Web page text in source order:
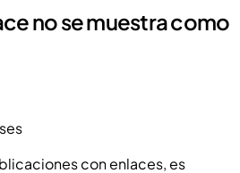
no se muestra como
con enlaces, es